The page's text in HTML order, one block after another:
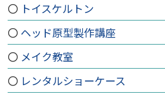
トイスケルトン
ヘッド原型製作講座
メイク教室
レンタルショーケース